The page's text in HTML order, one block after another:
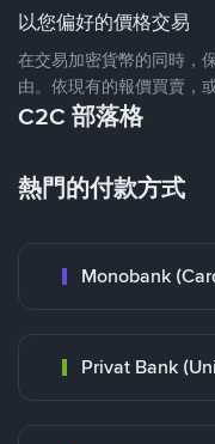
以您偏好的價格交易
在交易加密貨幣的同時，
由。依現有的報價買賣，
C2C 部落格
熱門的付款方式
Monobank
Privat Bank